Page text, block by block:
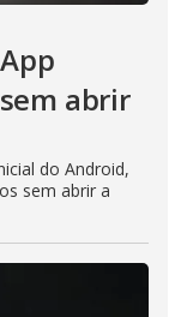
abrir
do Android,
sem abrir a